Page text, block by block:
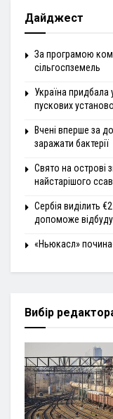
Дайджест
За програмою
сільгоспземель
Україна придбала
пускових
Вчені вперше за
заражати бактерії
Свято на острові
найстарішого
Сербія виділить
допоможе
«Ньюкасл»
Вибір